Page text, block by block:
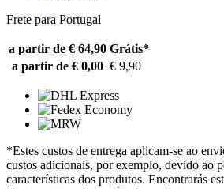
Frete para Portugal
a partir de € 64,90 Grátis*
a partir de € 0,00 € 9,90
*Estes custos de entrega aplicam-se ao
custos adicionais, por exemplo, devido ao
características dos produtos. Encontrarás